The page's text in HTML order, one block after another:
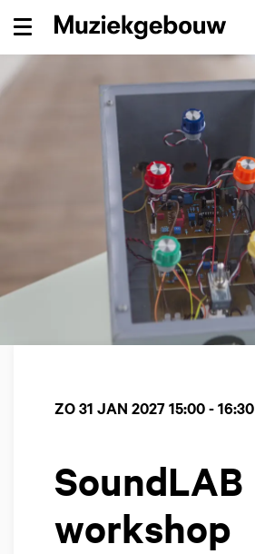
Menu
SoundLAB
workshop
ZO 31 JAN 202715:00 - 16:30